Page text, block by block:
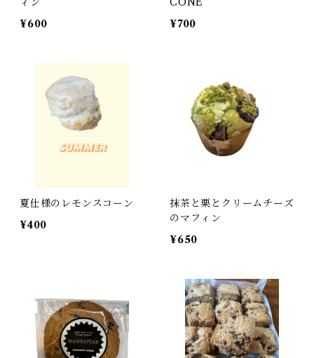
¥600
¥700
夏仕様のレモンスコーン
¥400
抹茶と栗とクリームチーズ
のマフィン
¥650